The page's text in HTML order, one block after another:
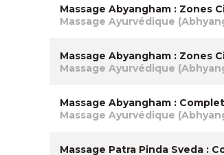
Massage Abyangham : Zones
Massage Ayurvédique
Massage Abyangham : Zones
Massage Ayurvédique
Massage Abyangham :
Massage Ayurvédique
Massage Patra Pinda Sveda :